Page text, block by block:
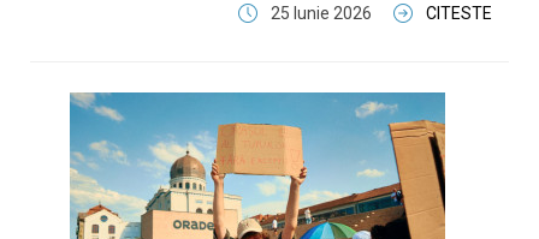
25 Iunie 2026 CITESTE